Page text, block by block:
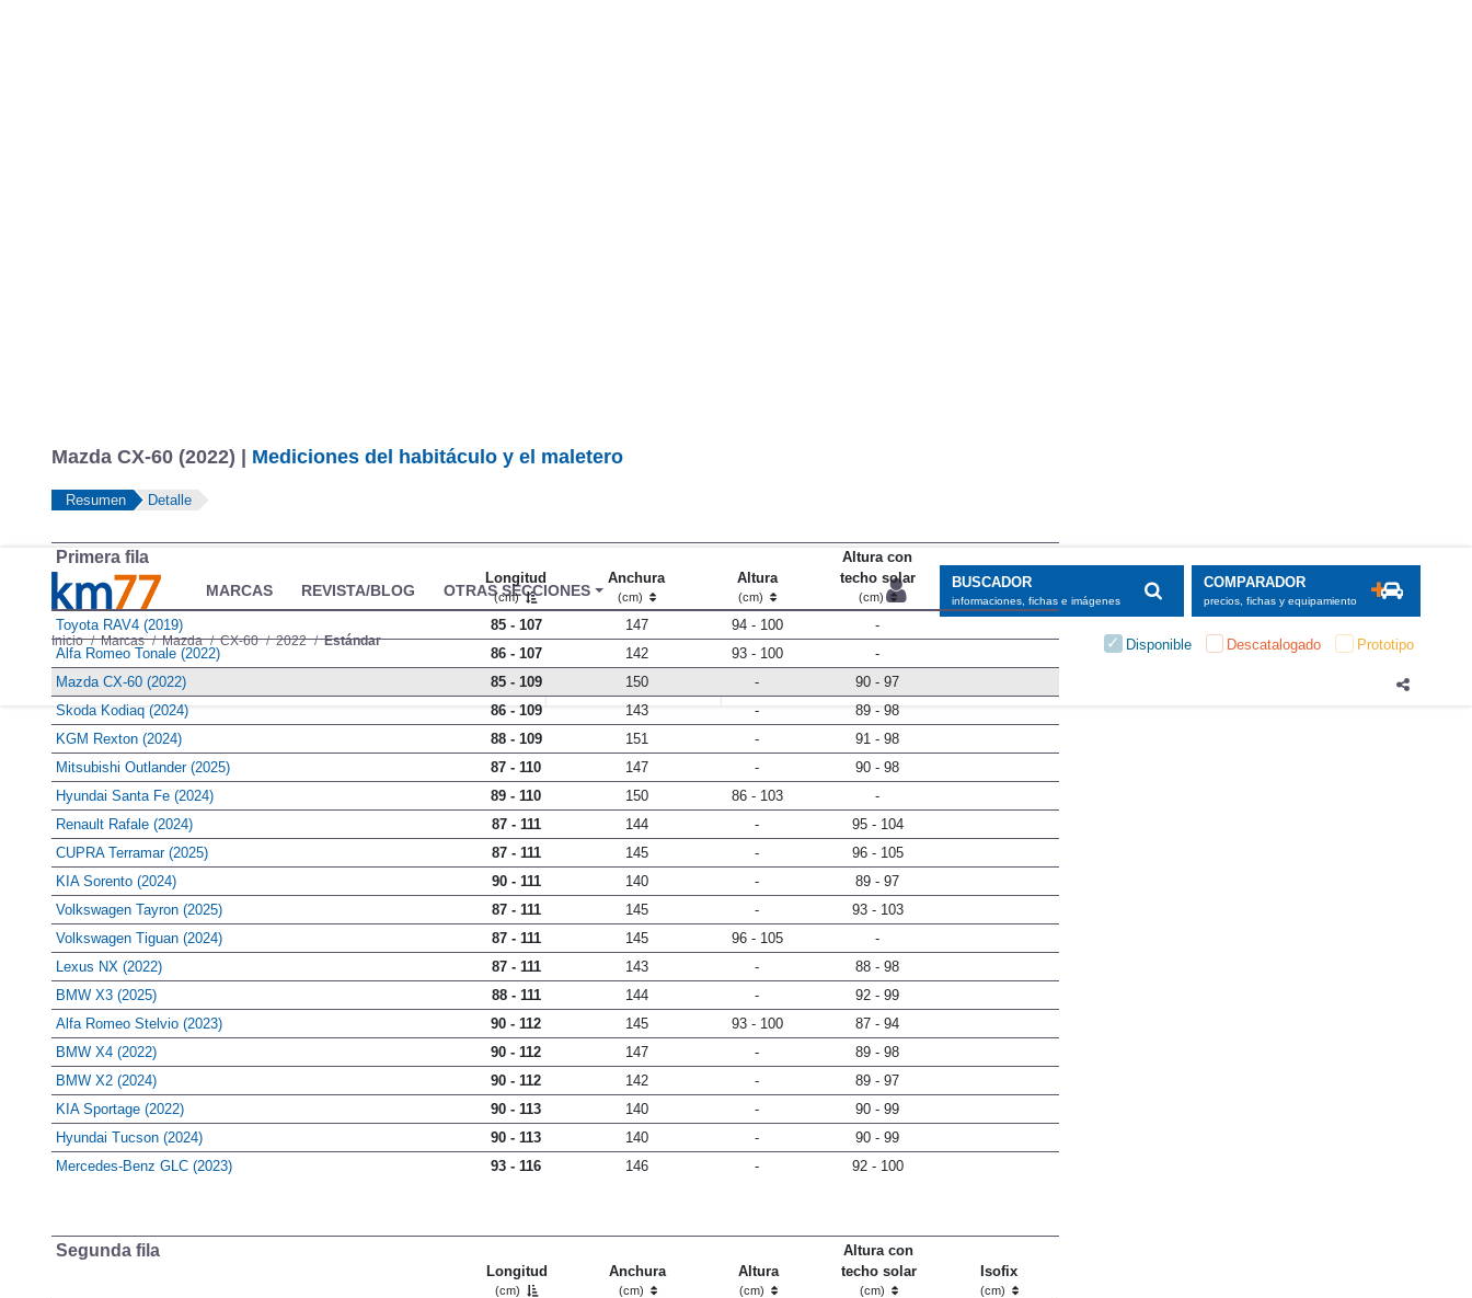
MARCAS REVISTA/BLOG OTRAS SECCIONES BUSCADOR
informaciones, fichas e imágenes
COMPARADOR
precios, fichas y equipamiento
Inicio Marcas Mazda CX-60 2022 Estándar Disponible Descatalogado Prototipo
Información Precios, datos y equipamientos Mediciones propias
Mazda CX-60 (2022) | Mediciones del habitáculo y el maletero
Resumen Detalle
Primera fila
Longitud
(cm)
Anchura
(cm)
Altura
(cm)
Altura con
techo solar
(cm)
Toyota RAV4 (2019) 85 - 107 147 94 - 100
-
Alfa Romeo Tonale (2022)
86 - 107 142 93 - 100
-
Mazda CX-60 (2022)
85 - 109 150 -
90 - 97
Skoda Kodiaq (2024)
86 - 109 143 -
89 - 98
KGM Rexton (2024)
88 - 109 151 -
91 - 98
Mitsubishi Outlander (2025)
87 - 110 147 -
90 - 98
Hyundai Santa Fe (2024)
89 - 110 150 86 - 103
-
Renault Rafale (2024)
87 - 111 144 -
95 - 104
CUPRA Terramar (2025)
87 - 111 145 -
96 - 105
KIA Sorento (2024)
90 - 111 140 -
89 - 97
Volkswagen Tayron (2025)
87 - 111 145 -
93 - 103
Volkswagen Tiguan (2024)
87 - 111 145 96 - 105
-
Lexus NX (2022)
87 - 111 143 -
88 - 98
BMW X3 (2025)
88 - 111 144 -
92 - 99
Alfa Romeo Stelvio (2023)
90 - 112 145 93 - 100
87 - 94
BMW X4 (2022)
90 - 112 147 -
89 - 98
BMW X2 (2024)
90 - 112 142 -
89 - 97
KIA Sportage (2022)
90 - 113 140 -
90 - 99
Hyundai Tucson (2024)
90 - 113 140 -
90 - 99
Mercedes-Benz GLC (2023)
93 - 116 146 - 92 - 100
Segunda fila
Longitud
(cm)
Anchura
(cm)
Altura
(cm)
Altura con
techo solar
(cm)
Isofix
(cm)